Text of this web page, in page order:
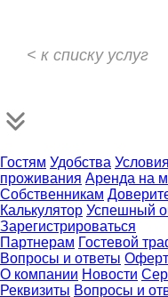
< к списку услуг
Гостям Удобства
проживания Аренда на
Собственникам
Калькулятор Успешный
Зарегистрироваться
Партнерам Гостевой
Вопросы и ответы
О компании Новости
Реквизиты Вопросы и